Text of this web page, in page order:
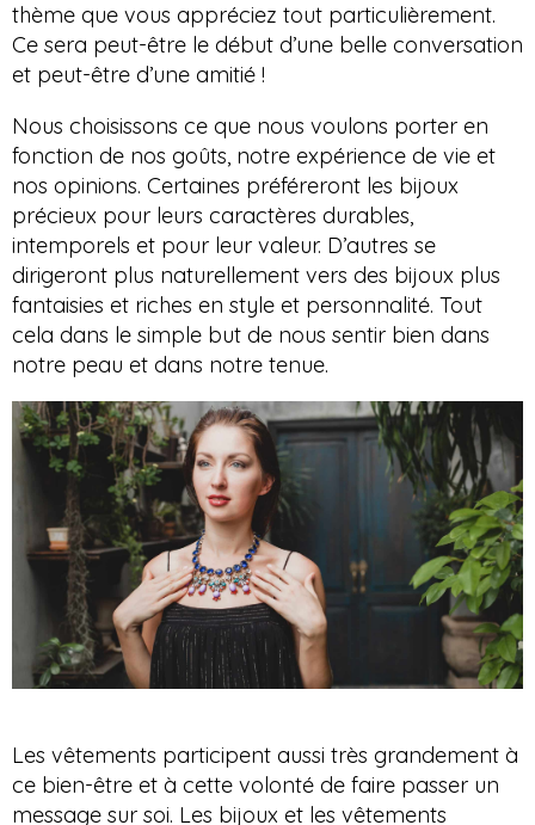
thème que vous appréciez tout particulièrement.
Ce sera peut-être le début d’une belle conversation
et peut-être d’une amitié !
Nous choisissons ce que nous voulons porter en
fonction de nos goûts, notre expérience de vie et
nos opinions. Certaines préféreront les bijoux
précieux pour leurs caractères durables,
intemporels et pour leur valeur. D’autres se
dirigeront plus naturellement vers des bijoux plus
fantaisies et riches en style et personnalité. Tout
cela dans le simple but de nous sentir bien dans
notre peau et dans notre tenue.
Les vêtements participent aussi très grandement à
ce bien-être et à cette volonté de faire passer un
message sur soi. Les bijoux et les vêtements